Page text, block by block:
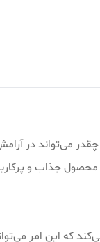
چقدر می‌تواند در
جذاب و
که این امر